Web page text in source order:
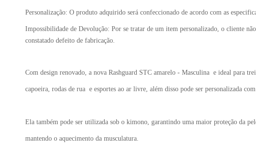
Personalização: O produto adquirido será confeccionado de acordo com as
Impossibilidade de Devolução: Por se tratar de um item personalizado, o cliente
constatado defeito de fabricação.
Com design renovado, a nova Rashguard STC amarelo - Masculina e ideal para
capoeira, rodas de rua e esportes ao ar livre, além disso pode ser personalizada
Ela também pode ser utilizada sob o kimono, garantindo uma maior proteção da
mantendo o aquecimento da musculatura.